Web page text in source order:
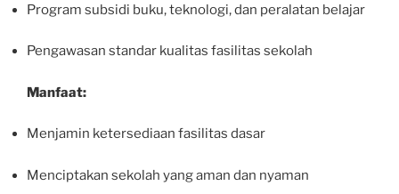
Program subsidi buku, teknologi, dan peralatan belajar
Pengawasan standar kualitas fasilitas sekolah
Manfaat:
Menjamin ketersediaan fasilitas dasar
Menciptakan sekolah yang aman dan nyaman